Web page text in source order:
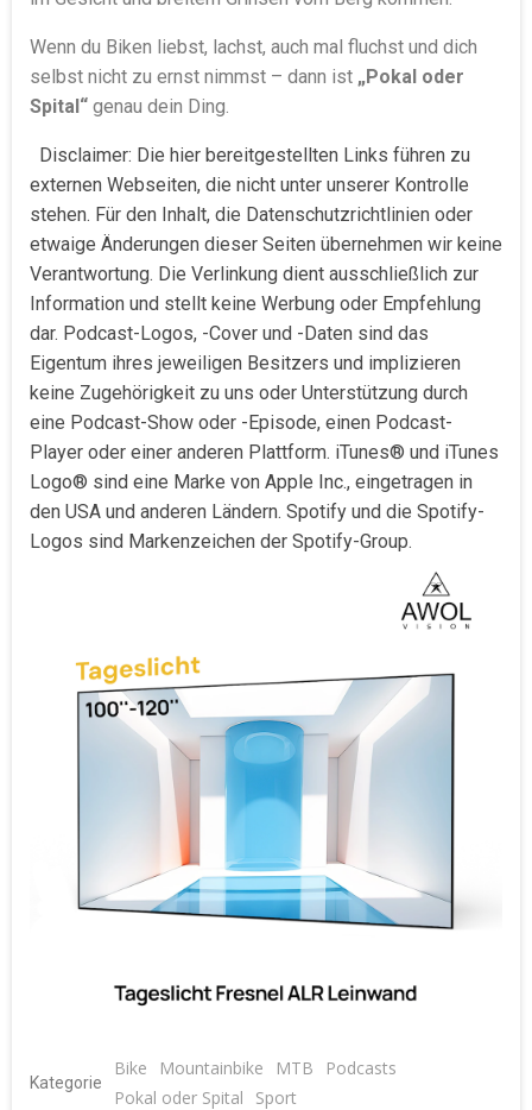
Wenn du Biken liebst, lachst, auch mal fluchst und dich
selbst nicht zu ernst nimmst – dann ist „Pokal oder
Spital“ genau dein Ding.
Disclaimer: Die hier bereitgestellten Links führen zu
externen Webseiten, die nicht unter unserer Kontrolle
stehen. Für den Inhalt, die Datenschutzrichtlinien oder
etwaige Änderungen dieser Seiten übernehmen wir keine
Verantwortung. Die Verlinkung dient ausschließlich zur
Information und stellt keine Werbung oder Empfehlung
dar. Podcast-Logos, -Cover und -Daten sind das
Eigentum ihres jeweiligen Besitzers und implizieren
keine Zugehörigkeit zu uns oder Unterstützung durch
eine Podcast-Show oder -Episode, einen Podcast-
Player oder einer anderen Plattform. iTunes® und iTunes
Logo® sind eine Marke von Apple Inc., eingetragen in
den USA und anderen Ländern. Spotify und die Spotify-
Logos sind Markenzeichen der Spotify-Group.
Kategorie
Bike Mountainbike MTB
Podcasts
Pokal oder Spital
Sport